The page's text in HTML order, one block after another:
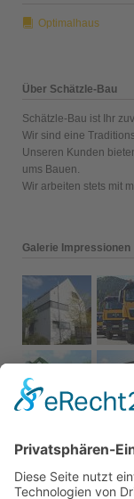
Optimalhaus
Über Schätzle-Bau
Schätzle-Bau ist Ihr
Wir sind eine
Unseren Kunden
ums Bauen.
Wir arbeiten stets mit
Galerie Impressionen
Green Day bei